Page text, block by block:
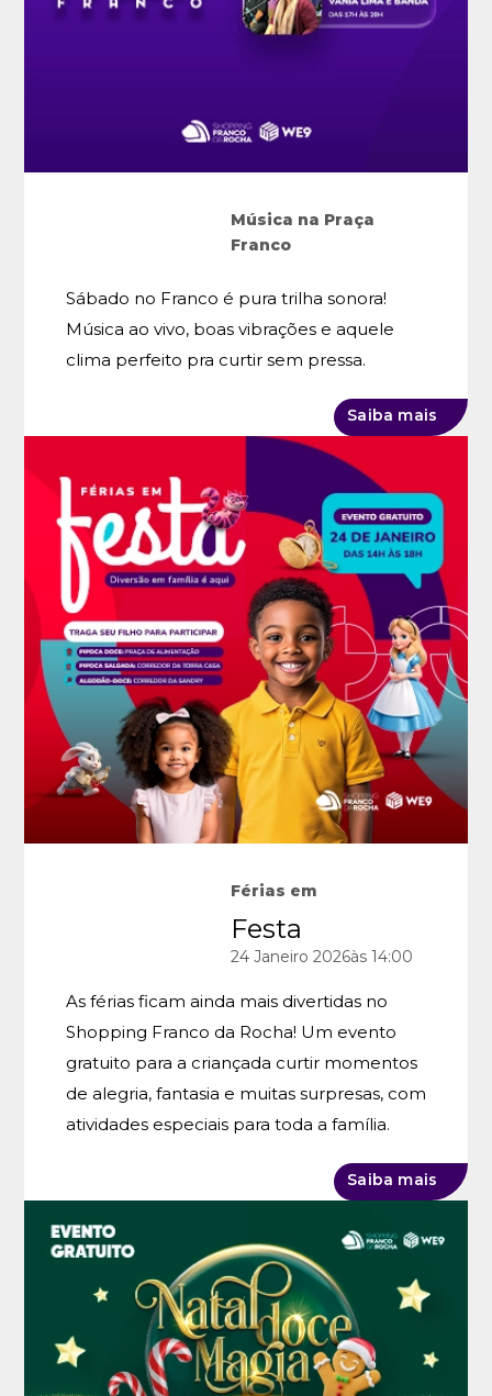
Música na Praça
Franco
Sábado no Franco é pura trilha sonora!
Música ao vivo, boas vibrações e aquele
clima perfeito pra curtir sem pressa.
Saiba mais
Férias em
24 Janeiro 2026às 14:00
Festa
As férias ficam ainda mais divertidas no
Shopping Franco da Rocha! Um evento
gratuito para a criançada curtir momentos
de alegria, fantasia e muitas surpresas, com
atividades especiais para toda a família.
Saiba mais